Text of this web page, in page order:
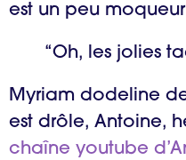
est un peu
“Oh, les jolies
Myriam dodeline
est drôle, Antoine,
chaîne youtube